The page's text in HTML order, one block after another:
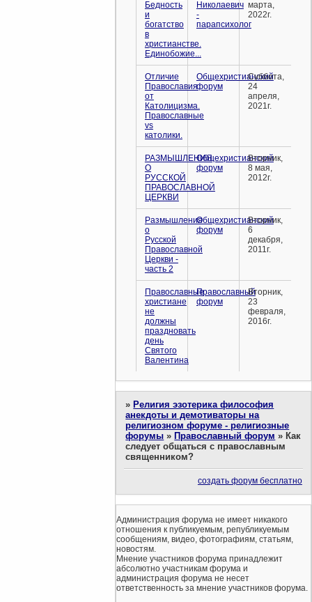
Бедность
и
богатство
в
христианстве.
Единобожие...
Николаевич
-
парапсихолог
марта,
2022г.
Отличие
Православия
от
Католицизма.
Православные
vs
католики.
Общехристианский
форум
Суббота,
24
апреля,
2021г.
РАЗМЫШЛЕНИЯ
О
РУССКОЙ
ПРАВОСЛАВНОЙ
ЦЕРКВИ
Общехристианский
форум
Вторник,
8 мая,
2012г.
Размышления
о
Русской
Православной
Церкви -
часть 2
Общехристианский
форум
Вторник,
6
декабря,
2011г.
Православные
христиане
не
должны
праздновать
день
Святого
Валентина
Православный
форум
Вторник,
23
февраля,
2016г.
» Религия эзотерика философия
анекдоты и демотиваторы на
религиозном форуме - религиозные
форумы » Православный форум » Как
следует общаться с православным
священником?
создать форум бесплатно
Администрация форума не имеет никакого
отношения к публикуемым, републикуемым
сообщениям, видео, фотографиям, статьям,
новостям.
Мнение участников форума принадлежит
абсолютно участникам форума и
администрация форума не несет
ответственность за мнение участников форума.